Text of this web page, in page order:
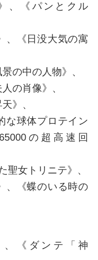
、《パンとクル
、《日没大気の寓
の中の人物》、
の肖像》、
》、
な球体プロテイン
の超高速回
聖女トリニテ》、
、《蝶のいる時の
、《ダンテ「神